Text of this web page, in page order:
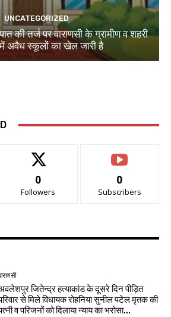
UNCATEGORIZED
की तर्ज पर वाराणसी के ग्रामीण व शहरी
अवैध स्कूलों का खेल जारी है
0
Followers
0
Subscribers
जितेन्द्र हत्याकांड के दूसरे दिन पीड़ित
से मिले विधायक रोहनिया सुनील पटेल मृतक की
व परिजनों को दिलाया न्याय का भरोसा...